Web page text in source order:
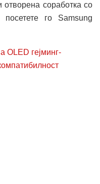
отворена соработка со
го Samsung
OLED гејминг-